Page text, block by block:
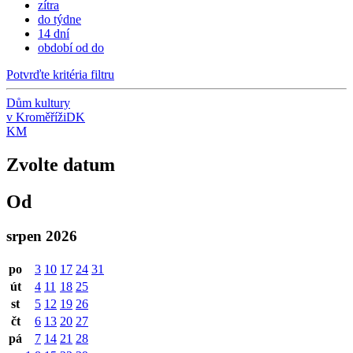
zítra
do týdne
14 dní
období od do
Potvrďte kritéria filtru
Dům kultury
v KroměřížiDK
KM
Zvolte datum
Od
srpen 2026
po 3 10 17 24 31
út
4 11 18 25
st
5 12 19 26
čt
6 13 20 27
pá
7 14 21 28